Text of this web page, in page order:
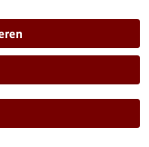
Darmkrebs
sich
gesunde